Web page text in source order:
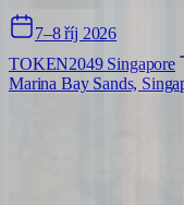
7–8 říj 2026
TOKEN2049 Singapore
Marina Bay Sands,